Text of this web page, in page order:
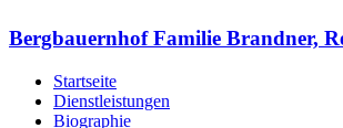
Bergbauernhof Familie Brandner,
Startseite
Dienstleistungen
Biographie